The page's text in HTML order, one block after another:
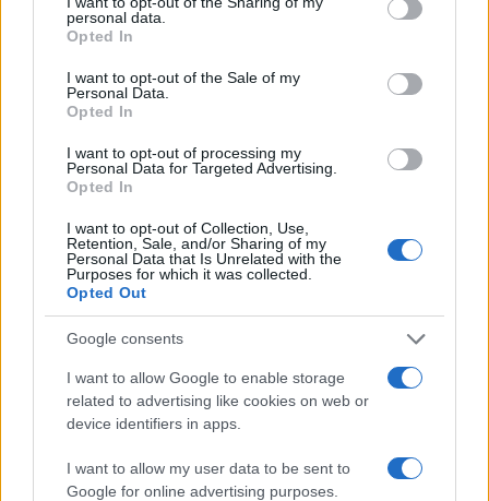
grant or deny consent to Google and its third-party tags to
use your data for below specified purposes in below Google
consent section.
personal data.
Opted In
I want to opt-out of the Sale of my
Personal Data.
Opted In
I want to opt-out of processing my
Personal Data for Targeted Advertising.
Opted In
I want to opt-out of Collection, Use,
Retention, Sale, and/or Sharing of my
Personal Data that Is Unrelated with the
Purposes for which it was collected.
Opted Out
Google consents
I want to allow Google to enable storage
related to advertising like cookies on web or
device identifiers in apps.
I want to allow my user data to be sent to
Google for online advertising purposes.
επιθέσεις τις χώρες του Κόλπου
ΣΑΝ ΣΗΜΕΡΑ – 7 Αυγούστου 626: Η
Κωνσταντινούπολη σώζεται από
Αβάρους και Πέρσες
«Στη φόρα» για πρώτη φορά
βομβαρδιστικό H-6N με τον πυρηνικό
βαλλιστικό πύραυλο JL-1 εν πτήσει –